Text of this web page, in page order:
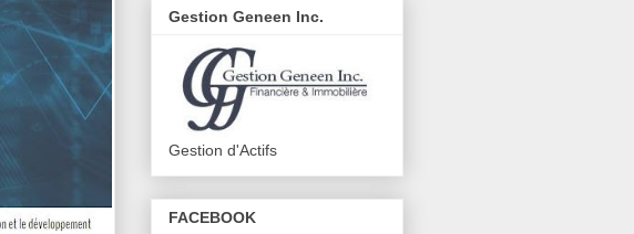
Gestion Geneen Inc.
Gestion d'Actifs
FACEBOOK